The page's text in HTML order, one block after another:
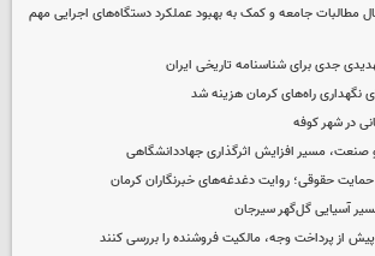
مطالبات جامعه و کمک به بهبود عملکرد دستگاه‌های اجرایی مهم
جدی برای شناسنامه تاریخی ایران
در شهر کوفه
صنعت، مسیر افزایش اثرگذاری جهاددانشگاهی
حمایت حقوقی؛ روایت دغدغه‌های خبرنگاران کرمان
از پرداخت وجه، مالکیت فروشنده را بررسی کنند